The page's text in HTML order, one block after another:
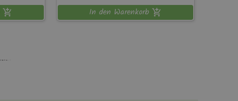
In den Warenkorb